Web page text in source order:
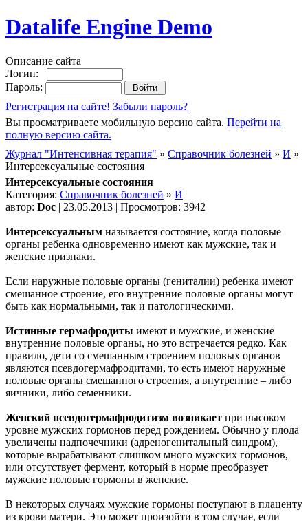
Datalife Engine Demo
Описание сайта
Логин:
Пароль:
Регистрация на сайте! Забыли пароль?
Вы просматриваете мобильную версию сайта. Перейти на
полную версию сайта.
Журнал "Интенсивная терапия" » Справочник болезней » И »
Интерсексуальные состояния
Интерсексуальные состояния
Категория: Справочник болезней » И
автор: Doc | 23.05.2013 | Просмотров: 3942
Интерсексуальным называется состояние, когда половые
органы ребенка одновременно имеют как мужские, так и
женские признаки.
Если наружные половые органы (гениталии) ребенка имеют
смешанное строение, его внутренние половые органы могут
быть как нормальными, так и патологическими.
Истинные гермафродиты имеют и мужские, и женские
внутренние половые органы, но это встречается редко. Как
правило, дети со смешанным строением половых органов
являются псевдогермафродитами, то есть имеют наружные
половые органы смешанного строения, а внутренние – либо
яичники, либо семенники.
Женский псевдогермафродитизм возникает при высоком
уровне мужских гормонов перед рождением. Обычно у плода
увеличены надпочечники (адреногенитальный синдром),
которые вырабатывают слишком много мужских гормонов,
или отсутствует фермент, который в норме преобразует
мужские половые гормоны в женские.
В некоторых случаях мужские гормоны поступают в плаценту
из крови матери. Это может произойти в том случае, если